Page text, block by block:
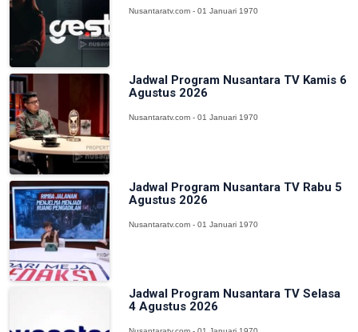
Nusantaratv.com - 01 Januari 1970
Jadwal Program Nusantara TV Kamis 6
Agustus 2026
Nusantaratv.com - 01 Januari 1970
Jadwal Program Nusantara TV Rabu 5
Agustus 2026
Nusantaratv.com - 01 Januari 1970
Jadwal Program Nusantara TV Selasa
4 Agustus 2026